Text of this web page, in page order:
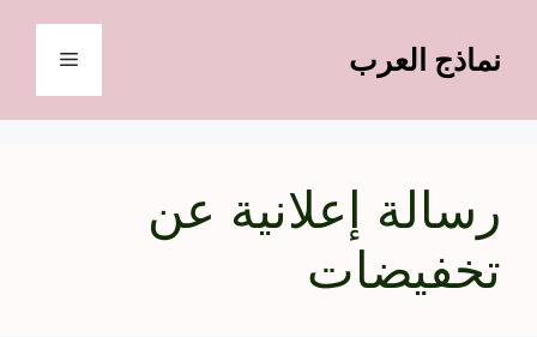
المحتوىنماذج العرب القائمة
رسالة إعلانية عن
تخفيضات